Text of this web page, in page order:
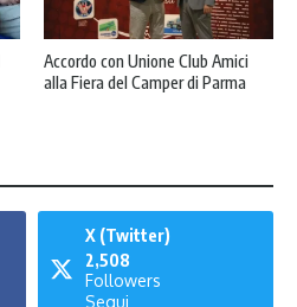
Accordo con Unione Club Amici
alla Fiera del Camper di Parma
X (Twitter)
2,508
Followers
Segui